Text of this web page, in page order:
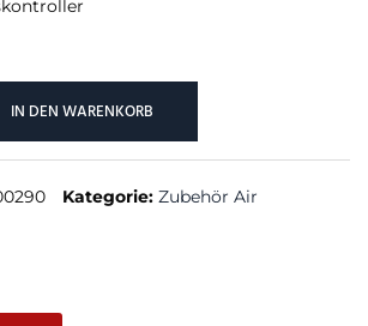
IN DEN WARENKORB
Kategorie: Zubehör Air